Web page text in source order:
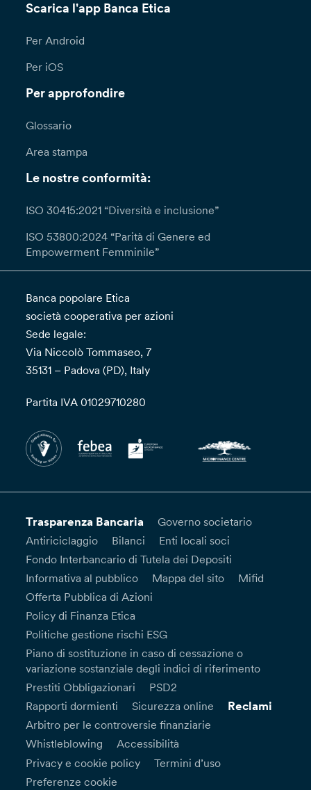
Qualora lamenti una violazione nel trattamento
l’indebito inserimento dei tuoi dati personali
puoi presentare formale reclamo all’Ufficio
Tommaseo, 7 ­ 35131 Padova –
termine per la risposta a seguito di una tua
richiesta ai sensi degli articoli 15 e ss. è di un (1)
mese, prorogabile di due (2) mesi in casi di
particolare complessità; in questi casi, la Banca
interlocutoria entro un (1) mese informandoti
ritenga che il trattamento dei tuoi dati da parte
del Titolare avvenga in violazione del GDPR
potrai proporre reclamo all’autorità di controllo.
Scarica l'app Banca Etica
Per Android
Per iOS
Per approfondire
Glossario
Area stampa
Le nostre conformità:
ISO 30415:2021 “Diversità e inclusione”
ISO 53800:2024 “Parità di Genere ed
Empowerment Femminile”
Banca popolare Etica
società cooperativa per azioni
Sede legale:
Via Niccolò Tommaseo, 7
35131 – Padova (PD), Italy
Partita IVA 01029710280
Trasparenza Bancaria
Governo societario
Antiriciclaggio
Bilanci
Enti locali soci
Fondo Interbancario di Tutela dei Depositi
Informativa al pubblico
Mappa del sito
Mifid
Offerta Pubblica di Azioni
Policy di Finanza Etica
Politiche gestione rischi ESG
Piano di sostituzione in caso di cessazione o
variazione sostanziale degli indici di riferimento
Prestiti Obbligazionari
PSD2
Rapporti dormienti
Sicurezza online Reclami
Arbitro per le controversie finanziarie
Whistleblowing
Accessibilità
Privacy e cookie policy
Termini d’uso
Preferenze cookie